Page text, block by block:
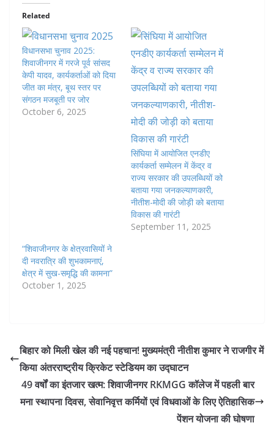
Related
विधानसभा चुनाव 2025:
शिवाजीनगर में गरजे पूर्व सांसद
केपी यादव, कार्यकर्ताओं को दिया
जीत का मंत्र, बूथ स्तर पर
संगठन मजबूती पर जोर
October 6, 2025
सिंघिया में आयोजित एनडीए
कार्यकर्ता सम्मेलन में केंद्र व
राज्य सरकार की उपलब्धियों को
बताया गया जनकल्याणकारी,
नीतीश-मोदी की जोड़ी को बताया
विकास की गारंटी
September 11, 2025
“शिवाजीनगर के क्षेत्रवासियों ने
दी नवरात्रि की शुभकामनाएं,
क्षेत्र में सुख-समृद्धि की कामना”
October 1, 2025
बिहार को मिली खेल की नई पहचान! मुख्यमंत्री नीतीश कुमार ने राजगीर में
किया अंतरराष्ट्रीय क्रिकेट स्टेडियम का उद्घाटन
49 वर्षों का इंतजार खत्म: शिवाजीनगर RKMGG कॉलेज में पहली बार
मना स्थापना दिवस, सेवानिवृत्त कर्मियों एवं विधवाओं के लिए ऐतिहासिक
पेंशन योजना की घोषणा